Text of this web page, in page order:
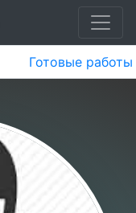
Готовые работы